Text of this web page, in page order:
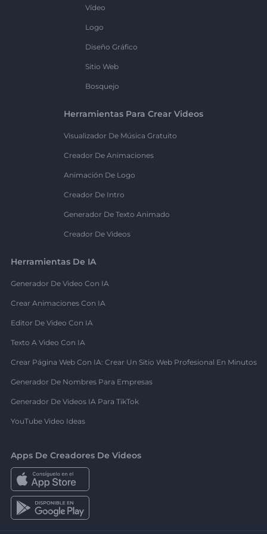
Vídeo
Logo
Diseño Gráfico
Sitio Web
Bosquejo
Herramientas Para Crear Videos
Visualizador De Música Gratuito
Creador De Animaciones
Animación De Logo
Creador De Intro
Generador De Texto Animado
Creador De Videos
Herramientas De IA
Generador De Video Con IA
Crear Animaciones Con IA
Editor De Video Con IA
Texto A Video Con IA
Crear Página Web Con IA: Crear Un Sitio Web Profesional En Minutos
Generador De Nombres Para Empresas
Generador De Videos IA Para TikTok
YouTube Video Ideas
Apps De Creadores De Videos